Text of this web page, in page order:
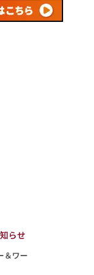
らせ
＆ワー